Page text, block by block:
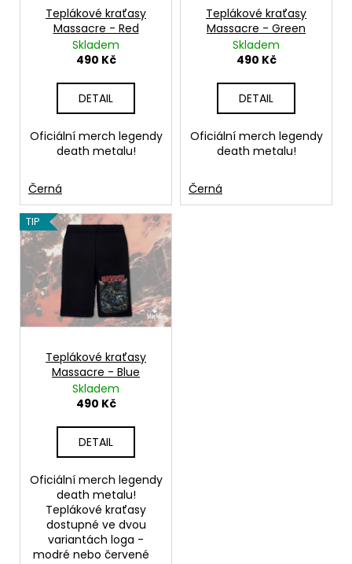
Teplákové kraťasy
Massacre - Red
Skladem
490 Kč
DETAIL
Oficiální merch legendy
death metalu!
Černá
Teplákové kraťasy
Massacre - Green
Skladem
490 Kč
DETAIL
Oficiální merch legendy
death metalu!
Černá
TIP
Teplákové kraťasy
Massacre - Blue
Skladem
490 Kč
DETAIL
Oficiální merch legendy
death metalu!
Teplákové kraťasy
dostupné ve dvou
variantách loga -
modré nebo červené
BAVLNĚNÉ
TRIČKO
ONLY
OUR
DEATH
IS
WELCOME...
550
Kč